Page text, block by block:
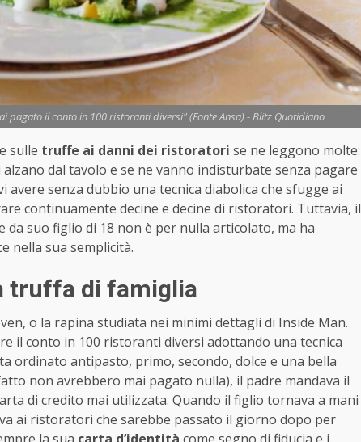
pagato il conto in 100 ristoranti diversi" (Fonte Ansa) - Blitz Quotidiano
sulle truffe ai danni dei ristoratori se ne leggono molte:
dal tavolo e se ne vanno indisturbate senza pagare
avere senza dubbio una tecnica diabolica che sfugge ai
continuamente decine e decine di ristoratori. Tuttavia, il
suo figlio di 18 non è per nulla articolato, ma ha
nella sua semplicità.
truffa di famiglia
o la rapina studiata nei minimi dettagli di Inside Man.
il conto in 100 ristoranti diversi adottando una tecnica
ordinato antipasto, primo, secondo, dolce e una bella
non avrebbero mai pagato nulla), il padre mandava il
di credito mai utilizzata. Quando il figlio tornava a mani
ai ristoratori che sarebbe passato il giorno dopo per